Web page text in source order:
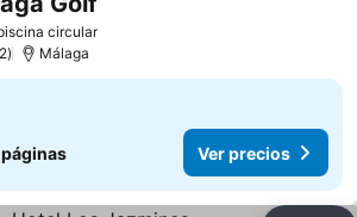
circularVer precios
Málaga
Ver precios